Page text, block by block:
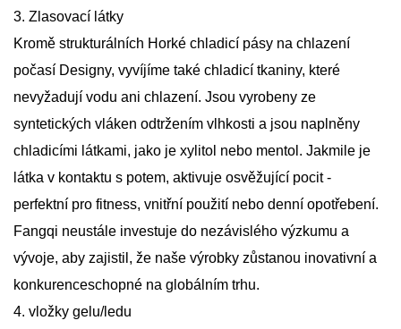
3. Zlasovací látky
Kromě strukturálních Horké chladicí pásy na chlazení
počasí Designy, vyvíjíme také chladicí tkaniny, které
nevyžadují vodu ani chlazení. Jsou vyrobeny ze
syntetických vláken odtržením vlhkosti a jsou naplněny
chladicími látkami, jako je xylitol nebo mentol. Jakmile je
látka v kontaktu s potem, aktivuje osvěžující pocit -
perfektní pro fitness, vnitřní použití nebo denní opotřebení.
Fangqi neustále investuje do nezávislého výzkumu a
vývoje, aby zajistil, že naše výrobky zůstanou inovativní a
konkurenceschopné na globálním trhu.
4. vložky gelu/ledu